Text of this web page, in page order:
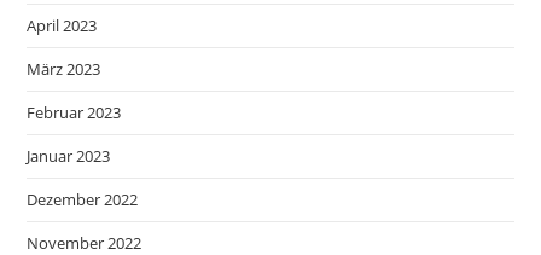
April 2023
März 2023
Februar 2023
Januar 2023
Dezember 2022
November 2022